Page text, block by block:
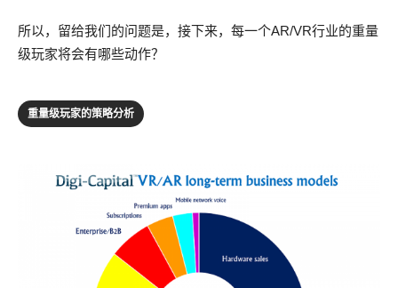
所以，留给我们的问题是，接下来，每一个AR/VR行业的重量
级玩家将会有哪些动作？
重量级玩家的策略分析